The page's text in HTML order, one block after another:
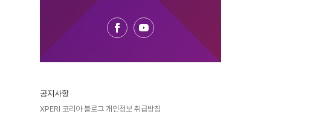
공지사항
XPERI 코리아 블로그 개인정보 취급방침